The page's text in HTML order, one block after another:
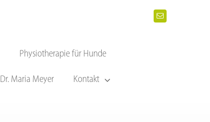
Physiotherapie für Hunde
Dr. Maria Meyer Kontakt